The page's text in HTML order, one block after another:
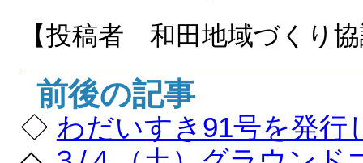
【投稿者 和田地域づくり
前後の記事
◇ わだいすき91号を発行